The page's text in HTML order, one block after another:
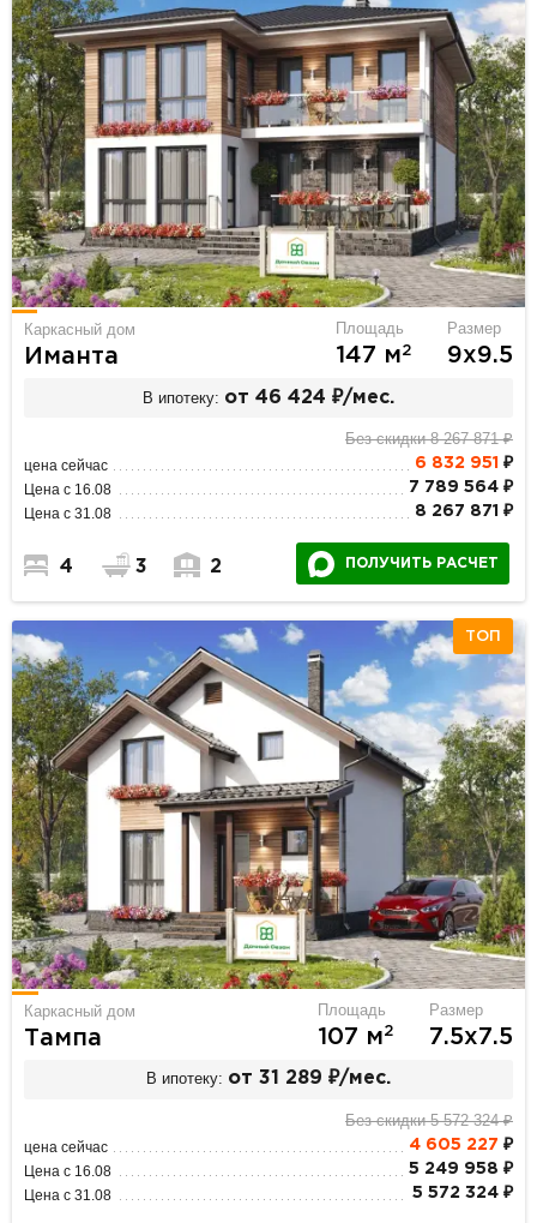
Каркасный дом
Иманта
Площадь
147 м2
Размер
9х9.5
В ипотеку: от 46 424 ₽/мес.
Без скидки 8 267 871 ₽
цена сейчас 6 832 951 ₽
Цена с 16.08 7 789 564 ₽
Цена с 31.08 8 267 871 ₽
4 3 2 ПОЛУЧИТЬ РАСЧЕТ
ТОП
Каркасный дом
Тампа
Площадь
107 м2
Размер
7.5х7.5
В ипотеку: от 31 289 ₽/мес.
Без скидки 5 572 324 ₽
цена сейчас 4 605 227 ₽
Цена с 16.08 5 249 958 ₽
Цена с 31.08 5 572 324 ₽